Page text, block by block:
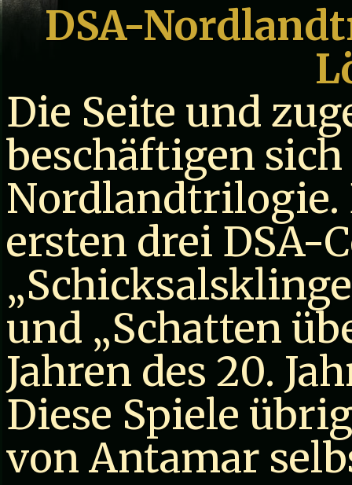
DSA-
Die Seite und
beschäftigen
Nordlandtrilogie.
ersten drei DSA-
und „Schatten
Jahren des 20.
Diese Spiele
von Antamar